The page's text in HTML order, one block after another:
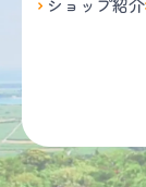
ショップ紹介